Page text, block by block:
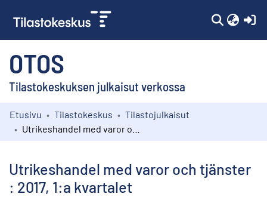
OTOS
Tilastokeskuksen julkaisut verkossa
Kokoelmat
Etusivu Tilastokeskus
Tilastojulkaisut
Utrikeshandel med varor och tjänster
: 2017, 1:a kvartalet